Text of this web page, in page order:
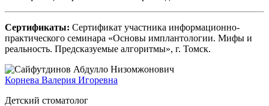
Сертификаты: Сертификат участника информационно-
практического семинара «Основы имплантологии. Мифы и
реальность. Предсказуемые алгоритмы», г. Томск.
Корнева Валерия Игоревна
Детский стоматолог